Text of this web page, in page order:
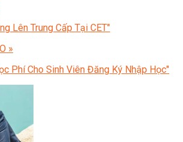
Lên Trung Cấp Tại CET"
»
Phí Cho Sinh Viên Đăng Ký Nhập Học"